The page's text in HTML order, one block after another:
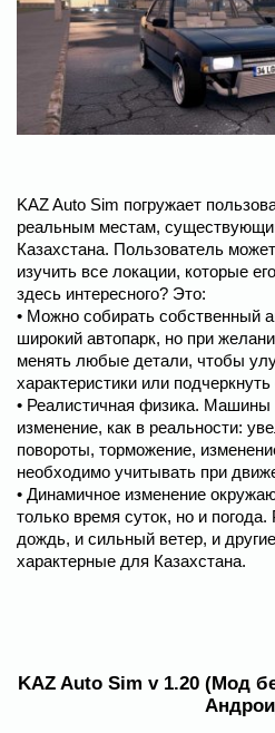
KAZ Auto Sim погружает
реальным местам,
Казахстана. Пользователь
изучить все локации, которые
здесь интересного? Это:
• Можно собирать собственный
широкий автопарк, но при
менять любые детали, чтобы
характеристики или
• Реалистичная физика. Машины
изменение, как в реальности:
повороты, торможение,
необходимо учитывать при
• Динамичное изменение
только время суток, но и
дождь, и сильный ветер, и
характерные для Казахстана.
KAZ Auto Sim v 1.20 (Мод